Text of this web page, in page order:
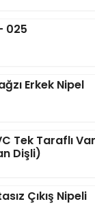
025
Erkek Nipel
Tek Taraflı
Dişli)
Çıkış Nipeli